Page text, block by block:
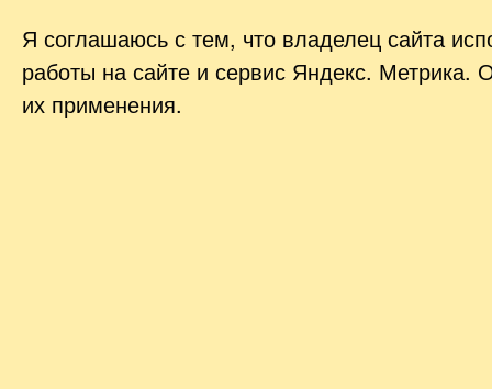
Я соглашаюсь с тем, что владелец сайта
работы на сайте и сервис Яндекс. Метрика.
их применения.